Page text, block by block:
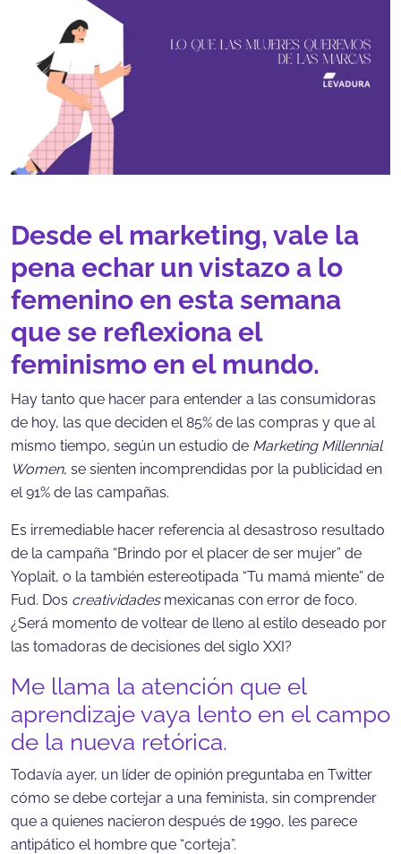
Desde el marketing, vale la
pena echar un vistazo a lo
femenino en esta semana
que se reflexiona el
feminismo en el mundo.
Hay tanto que hacer para entender a las consumidoras
de hoy, las que deciden el 85% de las compras y que al
mismo tiempo, según un estudio de Marketing Millennial
Women, se sienten incomprendidas por la publicidad en
el 91% de las campañas.
Es irremediable hacer referencia al desastroso resultado
de la campaña “Brindo por el placer de ser mujer” de
Yoplait, o la también estereotipada “Tu mamá miente” de
Fud. Dos creatividadesmexicanas con error de foco.
¿Será momento de voltear de lleno al estilo deseado por
las tomadoras de decisiones del siglo XXI?
Me llama la atención que el
aprendizaje vaya lento en el campo
de la nueva retórica.
Todavía ayer, un líder de opinión preguntaba en Twitter
cómo se debe cortejar a una feminista, sin comprender
que a quienes nacieron después de 1990, les parece
antipático el hombre que “corteja”.